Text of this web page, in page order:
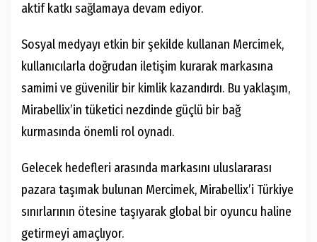
aktif katkı sağlamaya devam ediyor.
Sosyal medyayı etkin bir şekilde kullanan Mercimek,
kullanıcılarla doğrudan iletişim kurarak markasına
samimi ve güvenilir bir kimlik kazandırdı. Bu yaklaşım,
Mirabellix’in tüketici nezdinde güçlü bir bağ
kurmasında önemli rol oynadı.
Gelecek hedefleri arasında markasını uluslararası
pazara taşımak bulunan Mercimek, Mirabellix’i Türkiye
sınırlarının ötesine taşıyarak global bir oyuncu haline
getirmeyi amaçlıyor.